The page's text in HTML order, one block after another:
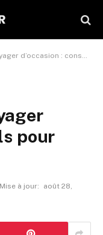
: conseils pour bien choisir
pour
Mise à jour:
août 28,